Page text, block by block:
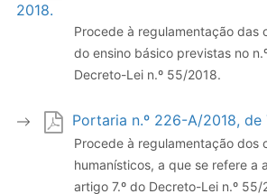
2018.
Procede à regulamentação das
do ensino básico previstas no
Decreto-Lei n.º 55/2018.
Portaria n.º 226-A/2018, de
Procede à regulamentação dos
humanísticos, a que se refere a
artigo 7.º do Decreto-Lei n.º 55/